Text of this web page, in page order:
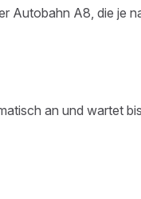
Autobahn A8, die je
an und wartet